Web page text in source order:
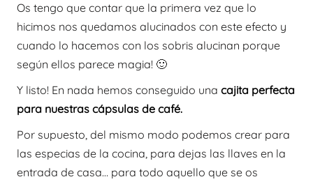
Os tengo que contar que la primera vez que lo
hicimos nos quedamos alucinados con este efecto y
cuando lo hacemos con los sobris alucinan porque
según ellos parece magia! 🙂
Y listo! En nada hemos conseguido una cajita perfecta
para nuestras cápsulas de café.
Por supuesto, del mismo modo podemos crear para
las especias de la cocina, para dejas las llaves en la
entrada de casa… para todo aquello que se os